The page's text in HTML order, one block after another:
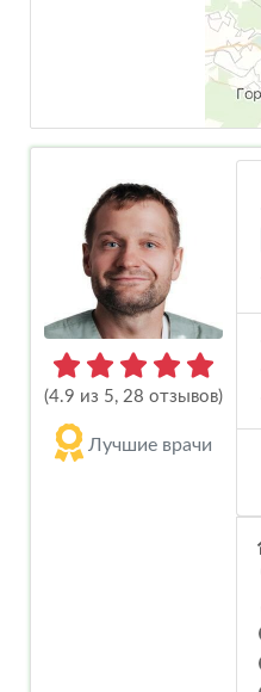
(4.9 из 5, 28 отзывов)
Лучшие врачи